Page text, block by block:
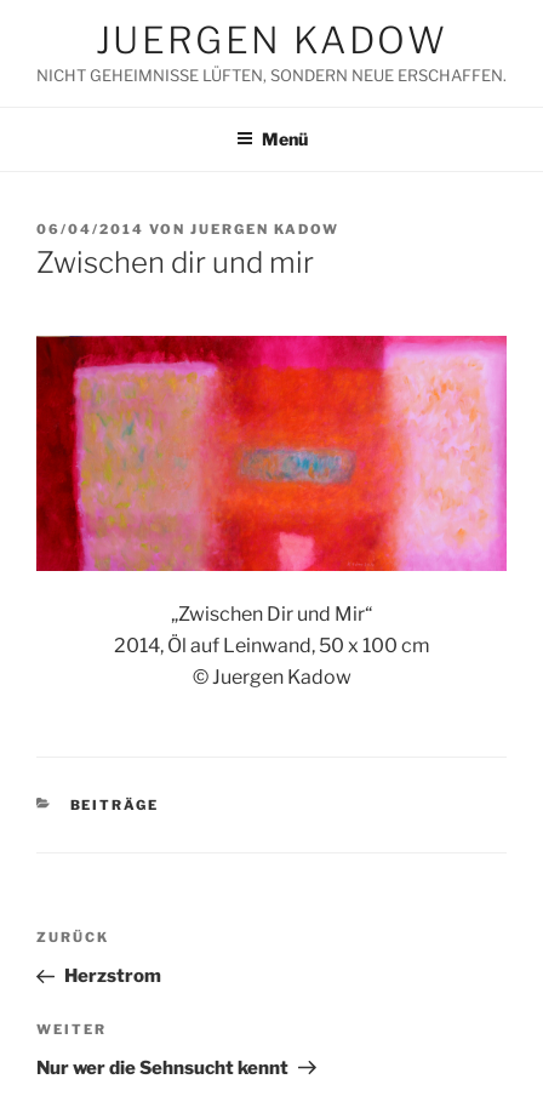
springen
JUERGEN KADOW
NICHT GEHEIMNISSE LÜFTEN, SONDERN NEUE ERSCHAFFEN.
Menü
VERÖFFENTLICHT
AM
06/04/2014 VON JUERGEN KADOW
Zwischen dir und mir
„Zwischen Dir und Mir“
2014, Öl auf Leinwand, 50 x 100 cm
© Juergen Kadow
KATEGORIEN
BEITRÄGE
Beitragsnavigation
Vorheriger
Beitrag
ZURÜCK
Herzstrom
Nächster
Beitrag
WEITER
Nur wer die Sehnsucht kennt